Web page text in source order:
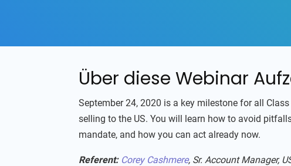
Über diese Webinar
September 24, 2020 is a key milestone for all
selling to the US. You will learn how to avoid
mandate, and how you can act already now.
Referent: Corey Cashmere, Sr. Account Manager,